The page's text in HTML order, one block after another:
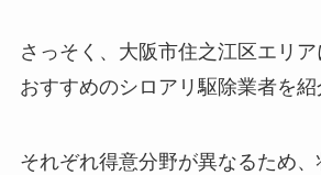
さっそく、大阪市住之江区エリ
おすすめのシロアリ駆除業者を紹
それぞれ得意分野が異なるため